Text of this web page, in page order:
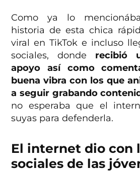
Como ya lo
historia de esta chica
viral en TikTok e incluso
sociales, donde recibió
apoyo así como
buena vibra con los que
a seguir grabando
no esperaba que el
suyas para defenderla.
El internet dio con
sociales de las